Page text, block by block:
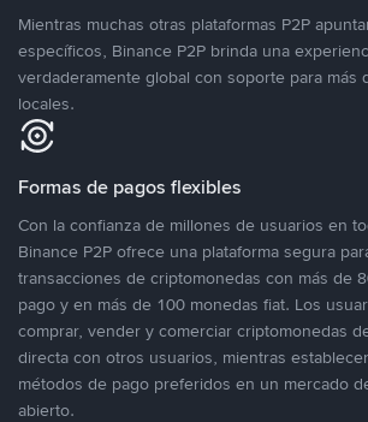
Mientras muchas otras plataformas P2P
específicos, Binance P2P brinda una
verdaderamente global con soporte para más
locales.
Formas de pagos flexibles
Con la confianza de millones de usuarios en
Binance P2P ofrece una plataforma segura
transacciones de criptomonedas con más de
pago y en más de 100 monedas fiat. Los
comprar, vender y comerciar criptomonedas
directa con otros usuarios, mientras
métodos de pago preferidos en un mercado
abierto.